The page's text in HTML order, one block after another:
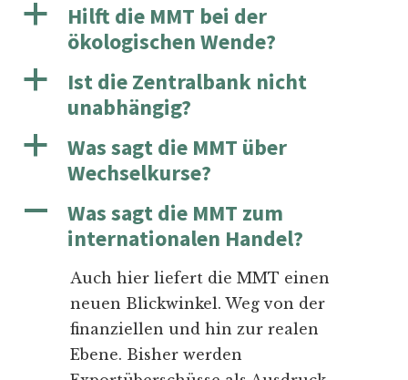
a
Hilft die MMT bei der
ökologischen Wende?
a
Ist die Zentralbank nicht
unabhängig?
a
Was sagt die MMT über
Wechselkurse?
A
Was sagt die MMT zum
internationalen Handel?
Auch hier liefert die MMT einen
neuen Blickwinkel. Weg von der
finanziellen und hin zur realen
Ebene. Bisher werden